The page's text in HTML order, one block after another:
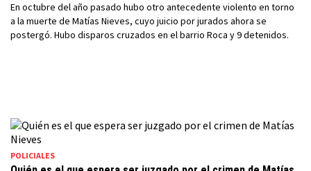
En octubre del año pasado hubo otro antecedente violento en torno
a la muerte de Matías Nieves, cuyo juicio por jurados ahora se
postergó. Hubo disparos cruzados en el barrio Roca y 9 detenidos.
POLICIALES